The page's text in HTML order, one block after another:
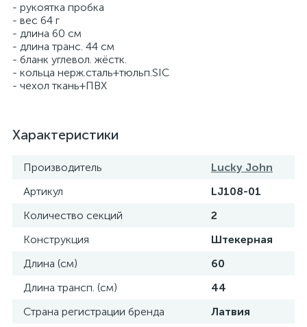
- рукоятка пробка
- вес 64 г
- длина 60 см
- длина транс. 44 см
- бланк углевол. жёстк.
- кольца нерж.сталь+тюльп.SIC
- чехол ткань+ПВХ
Характеристики
Производитель
Lucky John
Артикул
LJ108-01
Количество секций
2
Конструкция
Штекерная
Длина (см)
60
Длина трансп. (см)
44
Страна регистрации бренда
Латвия